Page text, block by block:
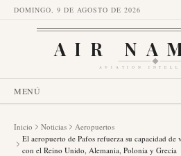
DOMINGO, 9 DE AGOSTO DE 2026
AIR
AVIATION
MENÚ
Inicio Noticias
Aeropuertos
El aeropuerto de Pafos refuerza su capacidad
con el Reino Unido, Alemania, Polonia y Grecia